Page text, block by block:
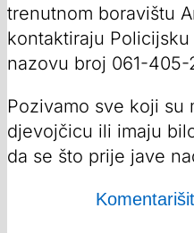
trenutnom boravištu
kontaktiraju
nazovu broj 061-405-
Pozivamo sve koji su
djevojčicu ili imaju
da se što prije jave